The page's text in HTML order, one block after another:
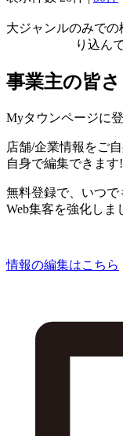
大ジャンルのみで
り込ん
事業主の皆さ
Myタウンページに
店舗/企業情報をご
自身で編集できます!
無料登録で、いつで
Web集客を強化しま
情報の編集はこちら